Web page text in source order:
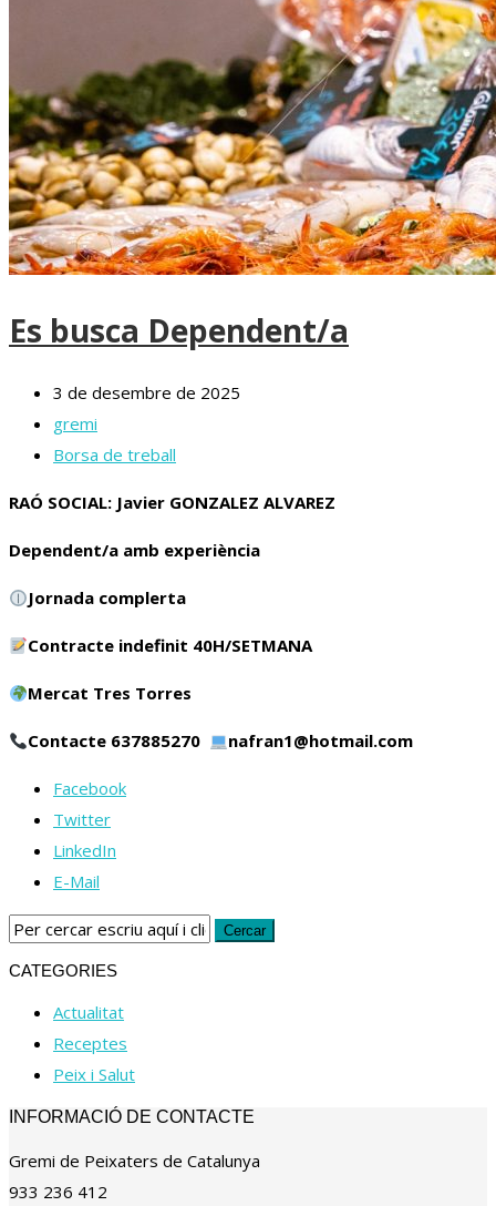
Es busca Dependent/a
3 de desembre de 2025
gremi
Borsa de treball
RAÓ SOCIAL: Javier GONZALEZ ALVAREZ
Dependent/a amb experiència
Jornada complerta
Contracte indefinit 40H/SETMANA
Mercat Tres Torres
Contacte 637885270 nafran1@hotmail.com
Facebook
Twitter
LinkedIn
E-Mail
CATEGORIES
Actualitat
Receptes
Peix i Salut
INFORMACIÓ DE CONTACTE
Gremi de Peixaters de Catalunya
933 236 412